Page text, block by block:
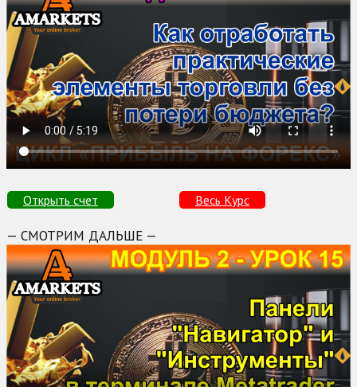
Открыть счет Весь Курс
— СМОТРИМ ДАЛЬШЕ —